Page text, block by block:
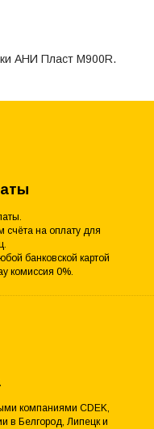
АНИ Пласт M900R.
счёта на оплату для
банковской картой
комиссия 0%.
компаниями CDEK,
в Белгород, Липецк и